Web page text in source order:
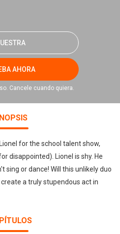
AHORA
Cancele cuando quiera.
for the school talent show,
disappointed). Lionel is shy. He
sing or dance! Will this unlikely duo
a truly stupendous act in